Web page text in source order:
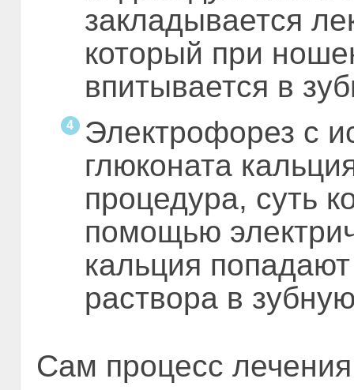
закладывается
который при
впитывается в
Электрофорез с
глюконата
процедура, суть
помощью
кальция
раствора в
Сам процесс лечения